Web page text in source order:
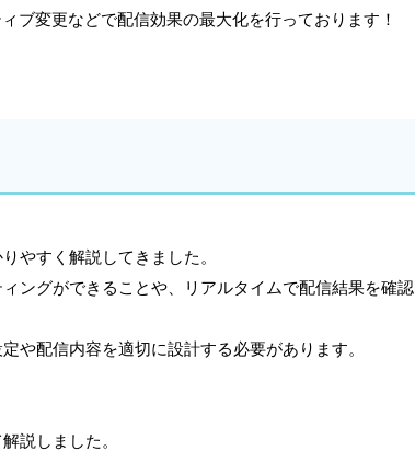
ブ変更などで配信効果の最大化を行っております！
やすく解説してきました。
ングができることや、リアルタイムで配信結果を確認
や配信内容を適切に設計する必要があります。
説しました。